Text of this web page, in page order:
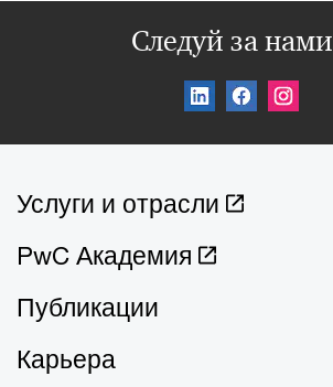
Следуй за нами
Услуги и отрасли
PwC Академия
Публикации
Карьера